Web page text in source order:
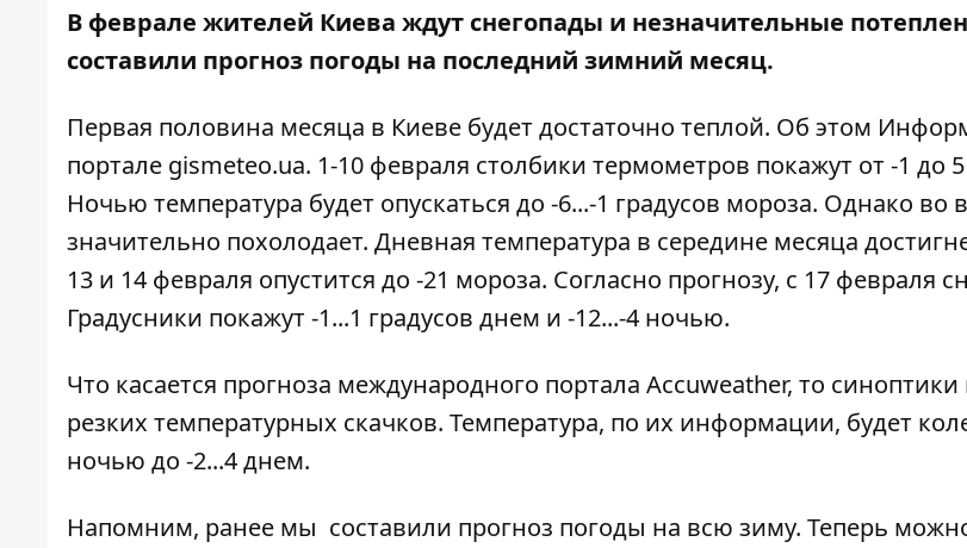
В феврале жителей Киева ждут снегопады и незначительные
составили прогноз погоды на последний зимний месяц.
Первая половина месяца в Киеве будет достаточно теплой. Об этом
портале gismeteo.ua. 1-10 февраля столбики термометров покажут от -1 до 5
Ночью температура будет опускаться до -6...-1 градусов мороза. Однако во
значительно похолодает. Дневная температура в середине месяца
13 и 14 февраля опустится до -21 мороза. Согласно прогнозу, с 17 февраля
Градусники покажут -1...1 градусов днем и -12...-4 ночью.
Что касается прогноза международного портала Аccuweather, то
резких температурных скачков. Температура, по их информации, будет
ночью до -2...4 днем.
Напомним, ранее мы составили прогноз погоды на всю зиму. Теперь